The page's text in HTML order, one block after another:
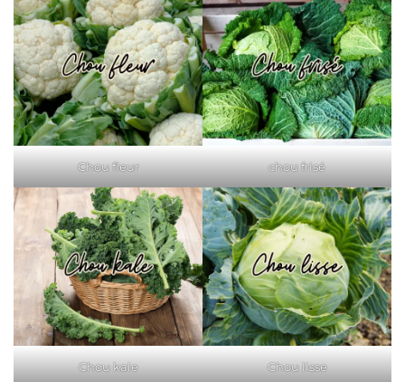
Chou fleur chou frisé
Chou kale Chou lisse